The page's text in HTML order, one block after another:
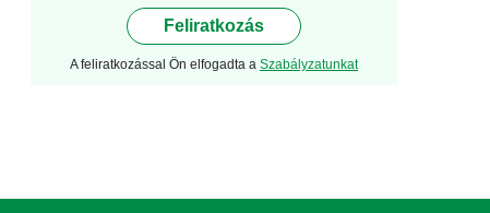
Feliratkozás
A feliratkozással Ön elfogadta a Szabályzatunkat